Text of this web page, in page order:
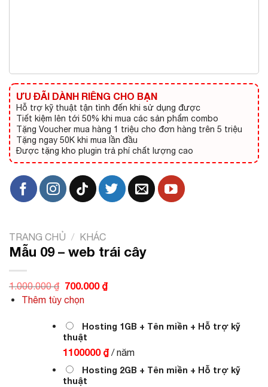
ƯU ĐÃI DÀNH RIÊNG CHO BẠN
Hỗ trợ kỹ thuật tận tình đến khi sử dụng được
Tiết kiệm lên tới 50% khi mua các sản phẩm combo
Tặng Voucher mua hàng 1 triệu cho đơn hàng trên 5 triệu
Tặng ngay 50K khi mua lần đầu
Được tặng kho plugin trả phí chất lượng cao
TRANG CHỦ / KHÁC
Mẫu 09 – web trái cây
1.000.000₫ Giá
gốc
là:
700.000 ₫Giá
700.000 ₫.
Thêm tùy chọn
Hosting 1GB + Tên miền + Hỗ trợ kỹ
thuật
1100000 ₫ / năm
Hosting 2GB + Tên miền + Hỗ trợ kỹ
thuật